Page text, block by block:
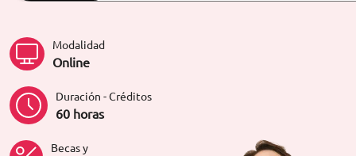
Modalidad
Online
Duración - Créditos
60 horas
Becas y